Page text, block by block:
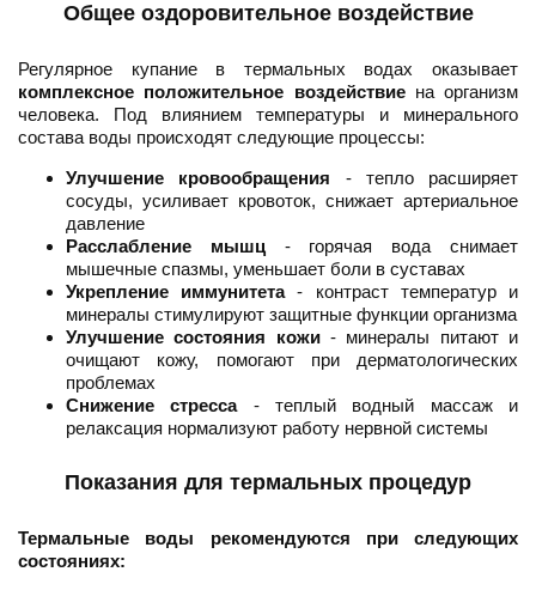
Общее оздоровительное воздействие
Регулярное купание в термальных водах оказывает
комплексное положительное воздействиена организм
человека. Под влиянием температуры и минерального
состава воды происходят следующие процессы:
Улучшение кровообращения - тепло расширяет
сосуды, усиливает кровоток, снижает артериальное
давление
Расслабление мышц- горячая вода снимает
мышечные спазмы, уменьшает боли в суставах
Укрепление иммунитета- контраст температур и
минералы стимулируют защитные функции организма
Улучшение состояния кожи- минералы питают и
очищают кожу, помогают при дерматологических
проблемах
Снижение стресса- теплый водный массаж и
релаксация нормализуют работу нервной системы
Показания для термальных процедур
Термальные воды рекомендуются при следующих
состояниях: